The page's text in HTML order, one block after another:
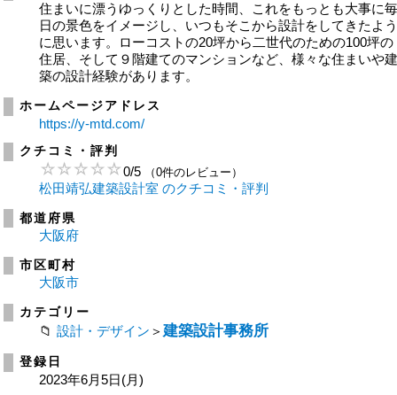
住まいに漂うゆっくりとした時間、これをもっとも大事に
日の景色をイメージし、いつもそこから設計をしてきたよ
に思います。ローコストの20坪から二世代のための100坪の
住居、そして９階建てのマンションなど、様々な住まいや
築の設計経験があります。
ホームページアドレス
https://y-mtd.com/
クチコミ・評判
0/5 （0件のレビュー）
松田靖弘建築設計室 のクチコミ・評判
都道府県
大阪府
市区町村
大阪市
カテゴリー
設計・デザイン ＞ 建築設計事務所
登録日
2023年6月5日(月)